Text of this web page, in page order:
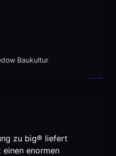
Baukultur
zu big® liefert
enormen